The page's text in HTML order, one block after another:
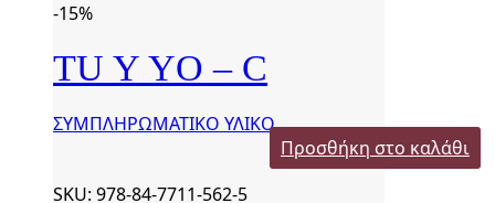
-15%
TU Y YO – C
ΣΥΜΠΛΗΡΩΜΑΤΙΚΟ ΥΛΙΚΟ
Προσθήκη στο καλάθι
SKU: 978-84-7711-562-5